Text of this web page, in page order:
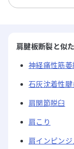
肩腱板断裂と似
神経痛性筋萎
石灰沈着性腱
肩関節脱臼
肩こり
肩インピン